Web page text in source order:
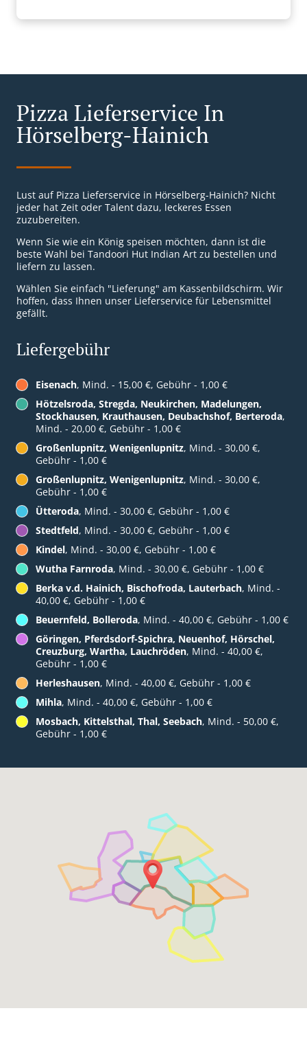
Pizza Lieferservice In
Hörselberg-Hainich
Lust auf Pizza Lieferservice in Hörselberg-Hainich? Nicht
jeder hat Zeit oder Talent dazu, leckeres Essen
zuzubereiten.
Wenn Sie wie ein König speisen möchten, dann ist die
beste Wahl bei Tandoori Hut Indian Art zu bestellen und
liefern zu lassen.
Wählen Sie einfach "Lieferung" am Kassenbildschirm. Wir
hoffen, dass Ihnen unser Lieferservice für Lebensmittel
gefällt.
Liefergebühr
Eisenach, Mind. - 15,00 €, Gebühr - 1,00 €
Hötzelsroda, Stregda, Neukirchen, Madelungen,
Stockhausen, Krauthausen, Deubachshof, Berteroda,
Mind. - 20,00 €, Gebühr - 1,00 €
Großenlupnitz, Wenigenlupnitz, Mind. - 30,00 €,
Gebühr - 1,00 €
Großenlupnitz, Wenigenlupnitz, Mind. - 30,00 €,
Gebühr - 1,00 €
Ütteroda, Mind. - 30,00 €, Gebühr - 1,00 €
Stedtfeld, Mind. - 30,00 €, Gebühr - 1,00 €
Kindel, Mind. - 30,00 €, Gebühr - 1,00 €
Wutha Farnroda, Mind. - 30,00 €, Gebühr - 1,00 €
Berka v.d. Hainich, Bischofroda, Lauterbach, Mind. -
40,00 €, Gebühr - 1,00 €
Beuernfeld, Bolleroda, Mind. - 40,00 €, Gebühr - 1,00 €
Göringen, Pferdsdorf-Spichra, Neuenhof, Hörschel,
Creuzburg, Wartha, Lauchröden, Mind. - 40,00 €,
Gebühr - 1,00 €
Herleshausen, Mind. - 40,00 €, Gebühr - 1,00 €
Mihla, Mind. - 40,00 €, Gebühr - 1,00 €
Mosbach, Kittelsthal, Thal, Seebach, Mind. - 50,00 €,
Gebühr - 1,00 €